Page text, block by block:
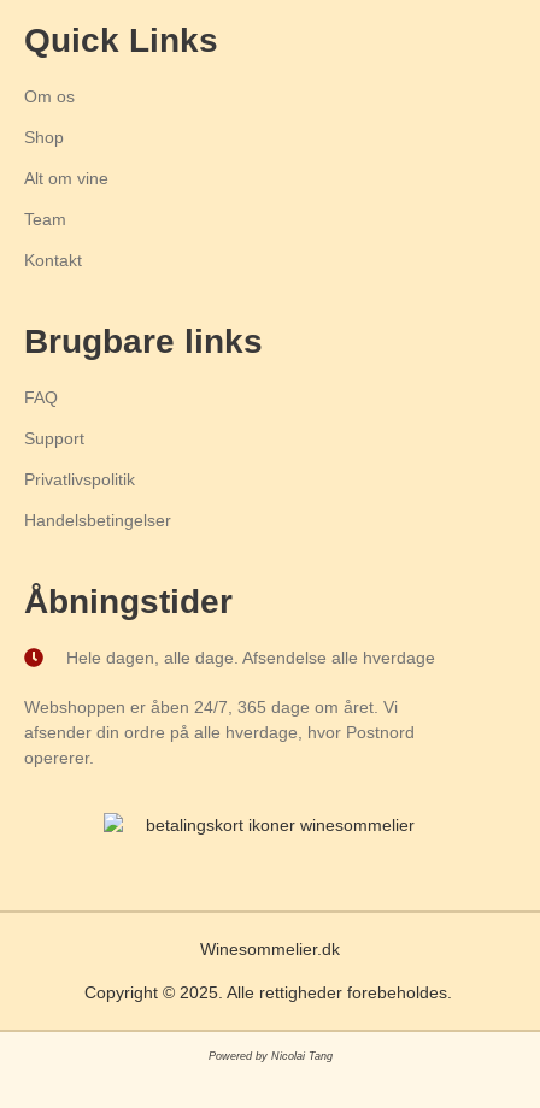
Quick Links
Om os
Shop
Alt om vine
Team
Kontakt
Brugbare links
FAQ
Support
Privatlivspolitik
Handelsbetingelser
Åbningstider
Hele dagen, alle dage. Afsendelse alle hverdage
Webshoppen er åben 24/7, 365 dage om året. Vi
afsender din ordre på alle hverdage, hvor Postnord
opererer.
Winesommelier.dk
Copyright © 2025. Alle rettigheder forebeholdes.
Powered by Nicolai Tang